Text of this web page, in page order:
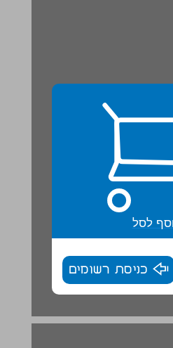
לסל
כניסת רשומים